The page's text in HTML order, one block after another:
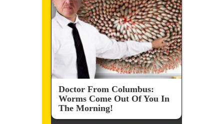
Doctor From Columbus:
Worms Come Out Of You In
The Morning!